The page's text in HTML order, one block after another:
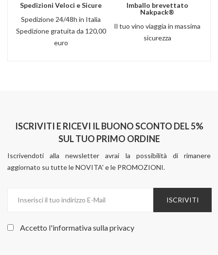
Spedizioni Veloci e Sicure
Spedizione 24/48h in Italia
Spedizione gratuita da 120,00
euro
Imballo brevettato
Nakpack®
Il tuo vino viaggia in massima
sicurezza
ISCRIVITI E RICEVI IL BUONO SCONTO DEL 5%
SUL TUO PRIMO ORDINE
Iscrivendoti alla newsletter avrai la possibilità di rimanere
aggiornato su tutte le NOVITA' e le PROMOZIONI.
ISCRIVITI
Accetto l'informativa sullaprivacy